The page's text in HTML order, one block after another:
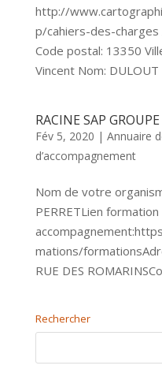
http://
p/cahiers-des-charges
Code postal: 13350
Vincent Nom: DULOUT
RACINE SAP
Fév 5, 2020 | Annuaire
d’accompagnement
Nom de votre
PERRETLien formation
mations/
RUE DES
Rechercher